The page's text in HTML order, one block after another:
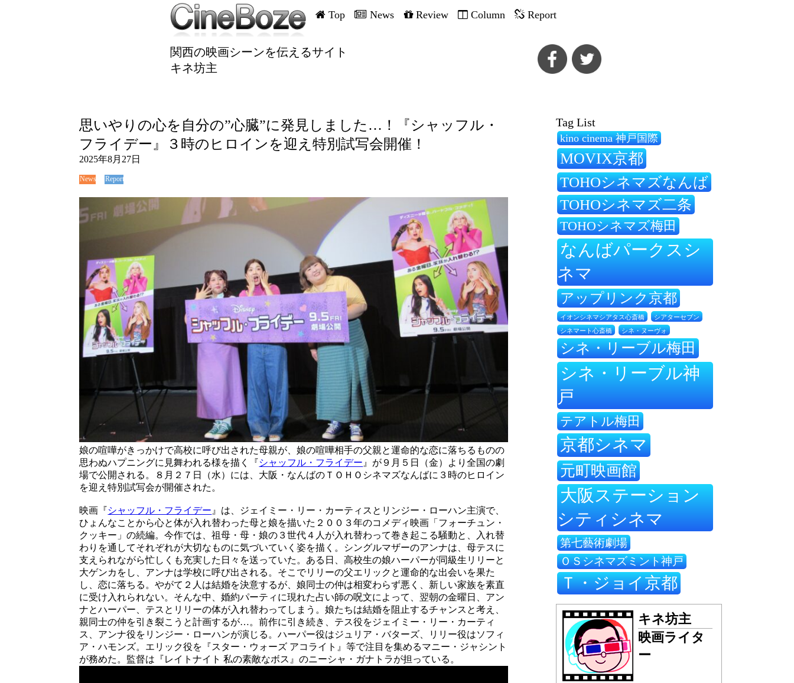
Top News Review Column Report
関西の映画シーンを伝えるサイト
キネ坊主
思いやりの心を自分の”心臓”に発見しました…！『シャッフル・
フライデー』３時のヒロインを迎え特別試写会開催！
2025年8月27日
News Report
娘の喧嘩がきっかけで高校に呼び出された母親が、娘の喧嘩相手の父親と運命的な恋に落ちるものの
思わぬハプニングに見舞われる様を描く『シャッフル・フライデー 』が９月５日（金）より全国の劇
場で公開される。８月２７日（水）には、大阪・なんばのＴＯＨＯシネマズなんばに３時のヒロイン
を迎え特別試写会が開催された。
映画『シャッフル・フライデー 』は、ジェイミー・リー・カーティスとリンジー・ローハン主演で、
ひょんなことから心と体が入れ替わった母と娘を描いた２００３年のコメディ映画「フォーチュン・
クッキー」の続編。今作では、祖母・母・娘の３世代４人が入れ替わって巻き起こる騒動と、入れ替
わりを通してそれぞれが大切なものに気づいていく姿を描く。シングルマザーのアンナは、母テスに
支えられながら忙しくも充実した日々を送っていた。ある日、高校生の娘ハーパーが同級生リリーと
大ゲンカをし、アンナは学校に呼び出される。そこでリリーの父エリックと運命的な出会いを果た
し、恋に落ちる。やがて２人は結婚を決意するが、娘同士の仲は相変わらず悪く、新しい家族を素直
に受け入れられない。そんな中、婚約パーティに現れた占い師の呪文によって、翌朝の金曜日、アン
ナとハーパー、テスとリリーの体が入れ替わってしまう。娘たちは結婚を阻止するチャンスと考え、
親同士の仲を引き裂こうと計画するが…。前作に引き続き、テス役をジェイミー・リー・カーティ
ス、アンナ役をリンジー・ローハンが演じる。ハーパー役はジュリア・バターズ、リリー役はソフィ
ア・ハモンズ。エリック役を『スター・ウォーズ アコライト』等で注目を集めるマニー・ジャシント
が務めた。監督は『レイトナイト 私の素敵なボス』のニーシャ・ガナトラが担っている。
Tag List
kino cinema 神戸国際
MOVIX京都
TOHOシネマズなんば
TOHOシネマズ二条
TOHOシネマズ梅田
なんばパークスシ
ネマ
アップリンク京都
イオンシネマシアタス心斎橋 シアターセブン
シネマート心斎橋 シネ・ヌーヴォ
シネ・リーブル梅田
シネ・リーブル神
戸
テアトル梅田
京都シネマ
元町映画館
大阪ステーション
シティシネマ
第七藝術劇場
ＯＳシネマズミント神戸
Ｔ・ジョイ京都
キネ坊主
映画ライタ
ー